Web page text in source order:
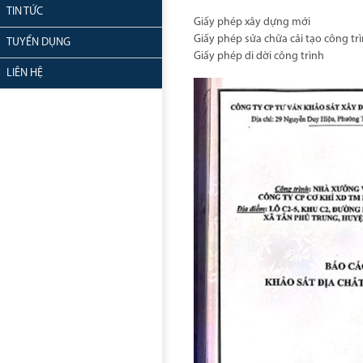
TIN TỨC
TUYỂN DỤNG
LIÊN HỆ
Giấy phép xây dựng mới
Giấy phép sửa chữa cải tạo công
Giấy phép di dời công trình